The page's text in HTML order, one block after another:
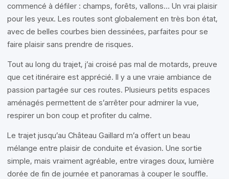
commencé à défiler : champs, forêts, vallons… Un vrai plaisir
pour les yeux. Les routes sont globalement en très bon état,
avec de belles courbes bien dessinées, parfaites pour se
faire plaisir sans prendre de risques.
Tout au long du trajet, j’ai croisé pas mal de motards, preuve
que cet itinéraire est apprécié. Il y a une vraie ambiance de
passion partagée sur ces routes. Plusieurs petits espaces
aménagés permettent de s’arrêter pour admirer la vue,
respirer un bon coup et profiter du calme.
Le trajet jusqu’au Château Gaillard m’a offert un beau
mélange entre plaisir de conduite et évasion. Une sortie
simple, mais vraiment agréable, entre virages doux, lumière
dorée de fin de journée et panoramas à couper le souffle.